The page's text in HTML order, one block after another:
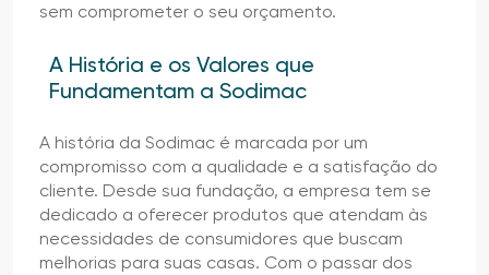
sem comprometer o seu orçamento.
A História e os Valores que
Fundamentam a Sodimac
A história da Sodimac é marcada por um
compromisso com a qualidade e a satisfação do
cliente. Desde sua fundação, a empresa tem se
dedicado a oferecer produtos que atendam às
necessidades de consumidores que buscam
melhorias para suas casas. Com o passar dos